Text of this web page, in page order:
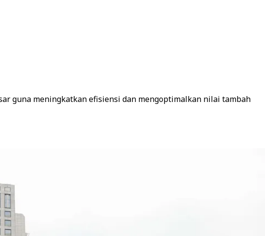
guna meningkatkan efisiensi dan mengoptimalkan nilai tambah